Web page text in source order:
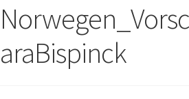
araBispinck